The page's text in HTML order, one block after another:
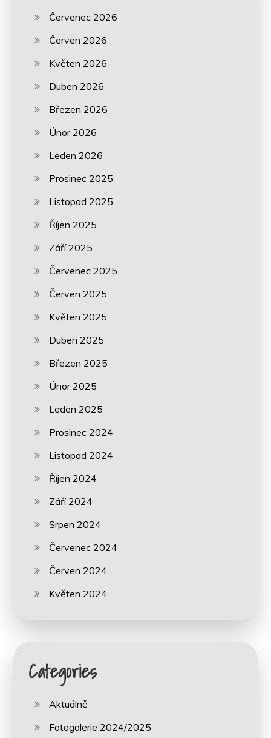
Červenec 2026
Červen 2026
Květen 2026
Duben 2026
Březen 2026
Únor 2026
Leden 2026
Prosinec 2025
Listopad 2025
Říjen 2025
Září 2025
Červenec 2025
Červen 2025
Květen 2025
Duben 2025
Březen 2025
Únor 2025
Leden 2025
Prosinec 2024
Listopad 2024
Říjen 2024
Září 2024
Srpen 2024
Červenec 2024
Červen 2024
Květen 2024
Categories
Aktuálně
Fotogalerie 2024/2025